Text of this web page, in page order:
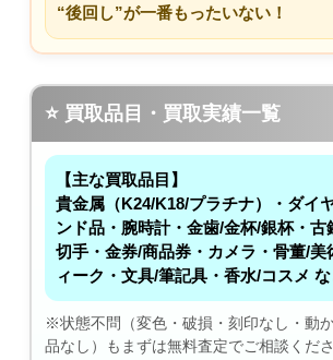
“後回し”が一番もったいない！
⭐ 買取品目・買取実績一覧
【主な買取品目】
貴金属（K24/K18/プラチナ）・ダイ
ンド品・腕時計・金歯/金杯/銀杯・古
切手・金券/商品券・カメラ・骨董/美
ィーク・文具/筆記具・香水/コスメ
※状態不問（変色・破損・刻印なし・動
品なし）もまずは無料査定でご相談くださ